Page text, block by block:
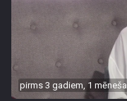
pirms 3 gadiem, 1 mēneša